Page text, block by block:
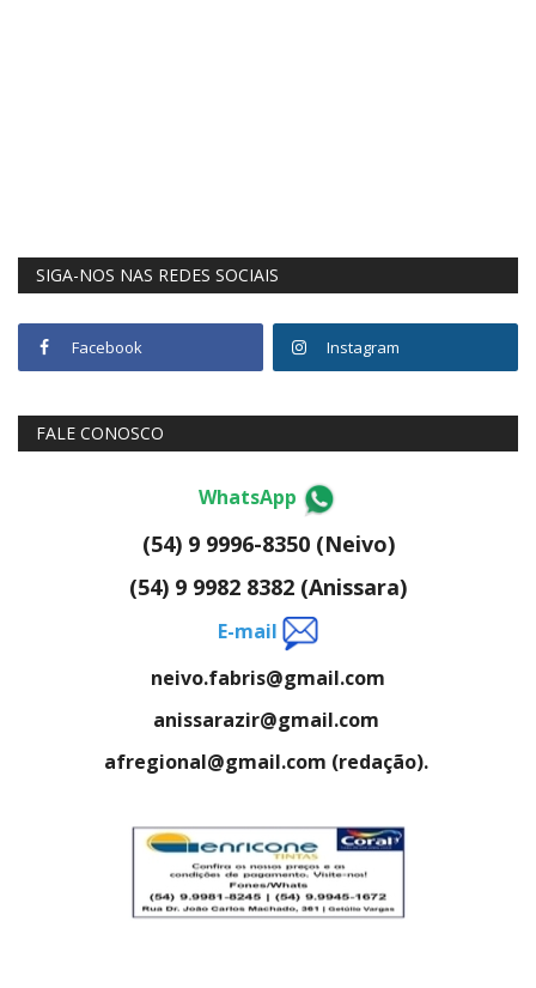
SIGA-NOS NAS REDES SOCIAIS
Facebook Instagram
FALE CONOSCO
WhatsApp
(54) 9 9996-8350 (Neivo)
(54) 9 9982 8382 (Anissara)
E-mail
neivo.fabris@gmail.com
anissarazir@gmail.com
afregional@gmail.com (redação).